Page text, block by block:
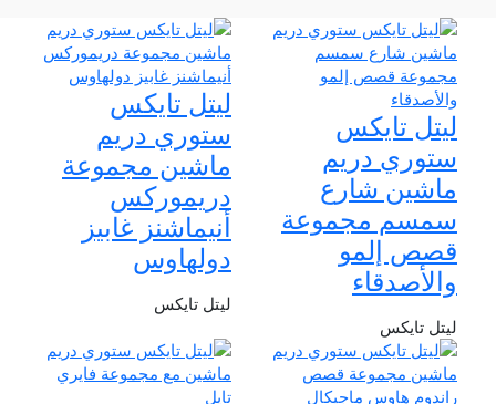
ليتل تايكس
ستوري دريم
ماشين شارع
سمسم مجموعة
قصص إلمو
والأصدقاء
ليتل تايكس
ليتل تايكس
ستوري دريم
ماشين مجموعة
دريموركس
أنيماشنز غابيز
دولهاوس
ليتل تايكس